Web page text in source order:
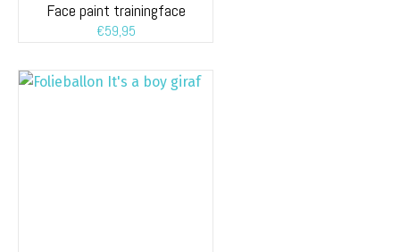
Face paint trainingface
€59,95